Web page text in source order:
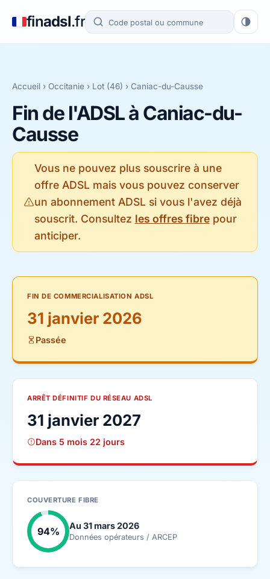
finadsl.fr
Accueil › Occitanie › Lot (46) › Caniac-du-Causse
Fin de l'ADSL à Caniac-du-
Causse
Vous ne pouvez plus souscrire à une
offre ADSL mais vous pouvez conserver
un abonnement ADSL si vous l'avez déjà
souscrit. Consultez les offres fibrepour
anticiper.
FIN DE COMMERCIALISATION ADSL
31 janvier 2026
Passée
ARRÊT DÉFINITIF DU RÉSEAU ADSL
31 janvier 2027
Dans 5 mois 22 jours
COUVERTURE FIBRE
94% Au 31 mars 2026
Données opérateurs / ARCEP